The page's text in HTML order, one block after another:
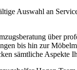
Auswahl an
über
bis hin zur
sämtliche Aspekte